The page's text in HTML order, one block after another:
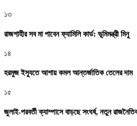
১৩
রাজশাহীর সব মা পাবেন ফ্যামিলি কার্ড: ভূমিমন্ত্রী মিনু
১৪
হরমুজ ইস্যুতে আশায় কমল আন্তর্জাতিক তেলের দাম
১৫
জুলাই-পরবর্তী ক্যাম্পাসে বাড়ছে সংঘর্ষ, নতুন